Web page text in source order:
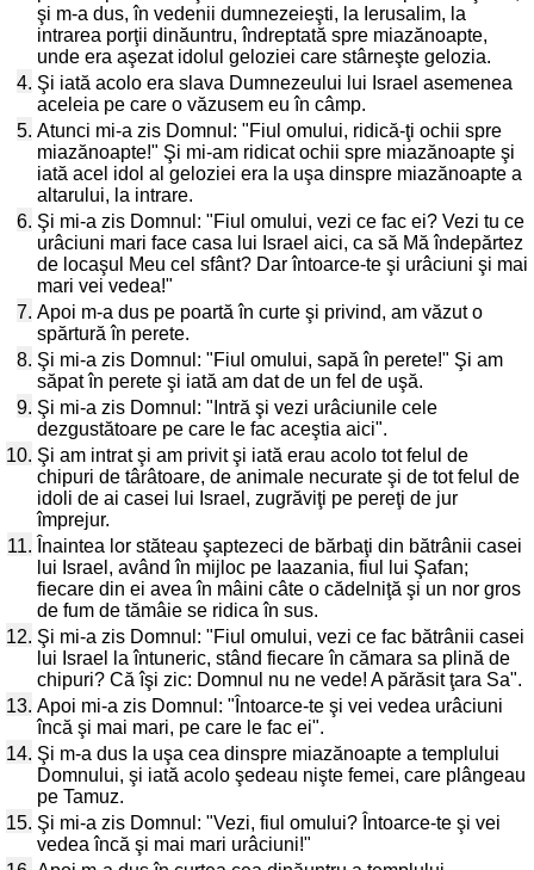
şi m-a dus, în vedenii dumnezeieşti, la Ierusalim, la
intrarea porţii dinăuntru, îndreptată spre miazănoapte,
unde era aşezat idolul geloziei care stârneşte gelozia.
4. Şi iată acolo era slava Dumnezeului lui Israel asemenea
aceleia pe care o văzusem eu în câmp.
5. Atunci mi-a zis Domnul: "Fiul omului, ridică-ţi ochii spre
miazănoapte!" Şi mi-am ridicat ochii spre miazănoapte şi
iată acel idol al geloziei era la uşa dinspre miazănoapte a
altarului, la intrare.
6. Şi mi-a zis Domnul: "Fiul omului, vezi ce fac ei? Vezi tu ce
urâciuni mari face casa lui Israel aici, ca să Mă îndepărtez
de locaşul Meu cel sfânt? Dar întoarce-te şi urâciuni şi mai
mari vei vedea!"
7. Apoi m-a dus pe poartă în curte şi privind, am văzut o
spărtură în perete.
8. Şi mi-a zis Domnul: "Fiul omului, sapă în perete!" Şi am
săpat în perete şi iată am dat de un fel de uşă.
9. Şi mi-a zis Domnul: "Intră şi vezi urâciunile cele
dezgustătoare pe care le fac aceştia aici".
10. Şi am intrat şi am privit şi iată erau acolo tot felul de
chipuri de târâtoare, de animale necurate şi de tot felul de
idoli de ai casei lui Israel, zugrăviţi pe pereţi de jur
împrejur.
11. Înaintea lor stăteau şaptezeci de bărbaţi din bătrânii casei
lui Israel, având în mijloc pe Iaazania, fiul lui Şafan;
fiecare din ei avea în mâini câte o cădelniţă şi un nor gros
de fum de tămâie se ridica în sus.
12. Şi mi-a zis Domnul: "Fiul omului, vezi ce fac bătrânii casei
lui Israel la întuneric, stând fiecare în cămara sa plină de
chipuri? Că îşi zic: Domnul nu ne vede! A părăsit ţara Sa".
13. Apoi mi-a zis Domnul: "Întoarce-te şi vei vedea urâciuni
încă şi mai mari, pe care le fac ei".
14. Şi m-a dus la uşa cea dinspre miazănoapte a templului
Domnului, şi iată acolo şedeau nişte femei, care plângeau
pe Tamuz.
15. Şi mi-a zis Domnul: "Vezi, fiul omului? Întoarce-te şi vei
vedea încă şi mai mari urâciuni!"